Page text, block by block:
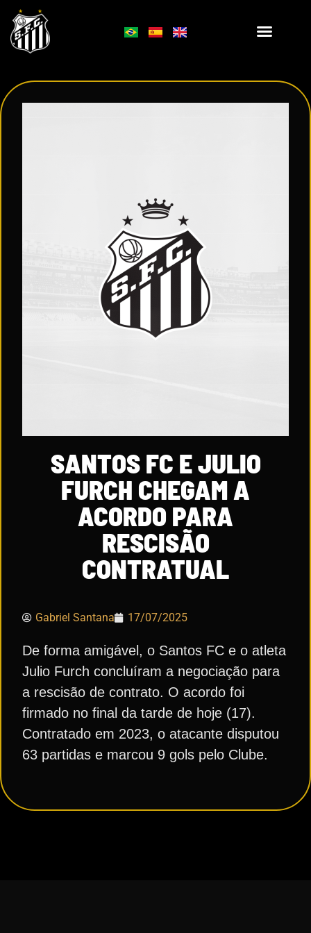
SANTOS FC E JULIO
FURCH CHEGAM A
ACORDO PARA
RESCISÃO
CONTRATUAL
Gabriel Santana 17/07/2025
De forma amigável, o Santos FC e o atleta
Julio Furch concluíram a negociação para
a rescisão de contrato. O acordo foi
firmado no final da tarde de hoje (17).
Contratado em 2023, o atacante disputou
63 partidas e marcou 9 gols pelo Clube.